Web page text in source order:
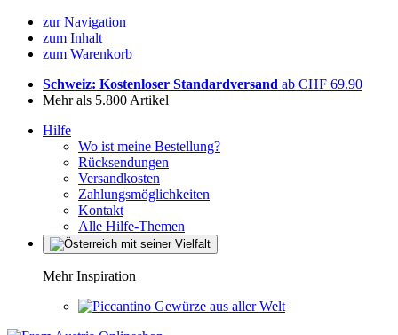
zur Navigation
zum Inhalt
zum Warenkorb
Schweiz: Kostenloser Standardversand ab CHF 69.90
Mehr als 5.800 Artikel
Hilfe
Wo ist meine Bestellung?
Rücksendungen
Versandkosten
Zahlungsmöglichkeiten
Kontakt
Alle Hilfe-Themen
Mehr Inspiration
Gewürze aus aller Welt